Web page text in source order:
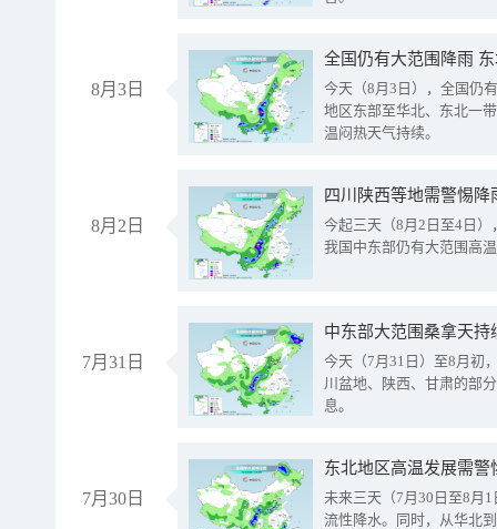
8月3日
全国仍有大范围降雨
今天（8月3日），全国仍
地区东部至华北、东北一
温闷热天气持续。
8月2日
今起三天（8月2日至4日
我国中东部仍有大范围高
7月31日
中东部大范围桑拿天
今天（7月31日）至8月初
川盆地、陕西、甘肃的部
息。
7月30日
东北地区高温发展需
未来三天（7月30日至8月
流性降水。同时，从华北